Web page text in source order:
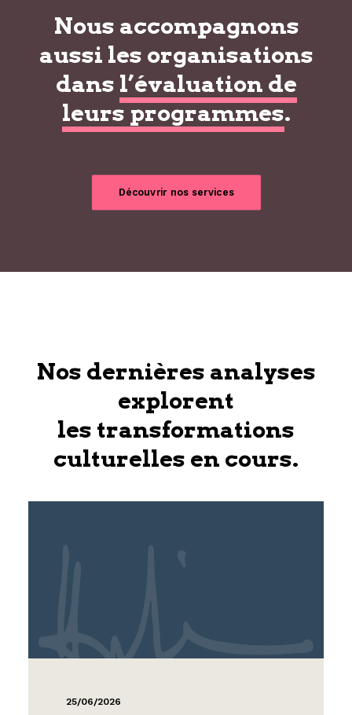
Nous accompagnons
aussi les organisations
dans l’évaluation de
leurs programmes.
Découvrir nos services
Nos dernières analyses
explorent
les transformations
culturelles en cours.
25/06/2026